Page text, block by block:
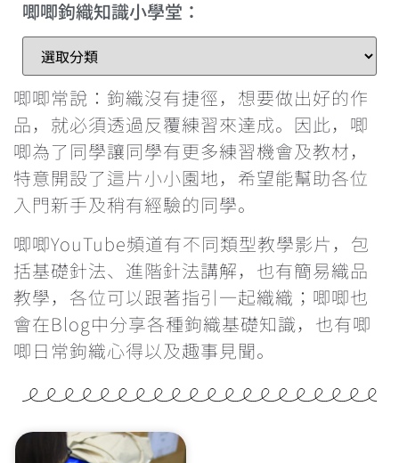
鉤針要怎麼選？不同材質有甚麼分別？
每次繞線過圈時都卡關，怎麼辦？
鉤織玩偶一定要學會隱形減針的做法
為甚麼鉤織會引致手痛？手痛該怎麼辦？
雙色鎖針的做法
唧唧鉤織知識小學堂：
唧唧常說：鉤織沒有捷徑，想要做出好的作
品，就必須透過反覆練習來達成。因此，唧
唧為了同學讓同學有更多練習機會及教材，
特意開設了這片小小園地，希望能幫助各位
入門新手及稍有經驗的同學。
唧唧YouTube頻道有不同類型教學影片，包
括基礎針法、進階針法講解，也有簡易織品
教學，各位可以跟著指引一起織織；唧唧也
會在Blog中分享各種鉤織基礎知識，也有唧
唧日常鉤織心得以及趣事見聞。